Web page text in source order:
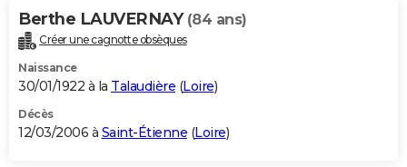
Berthe LAUVERNAY (84 ans)
Créer une cagnotte obsèques
Naissance
30/01/1922 à la Talaudière (Loire)
Décès
12/03/2006 à Saint-Étienne (Loire)